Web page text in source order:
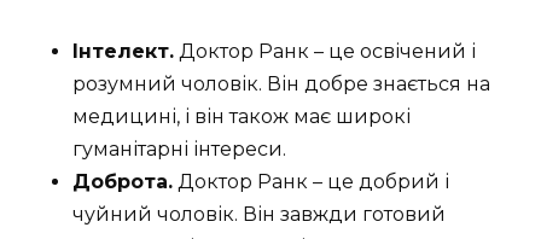
Інтелект. Доктор Ранк – це освічений і
розумний чоловік. Він добре знається на
медицині, і він також має широкі
гуманітарні інтереси.
Доброта. Доктор Ранк – це добрий і
чуйний чоловік. Він завжди готовий